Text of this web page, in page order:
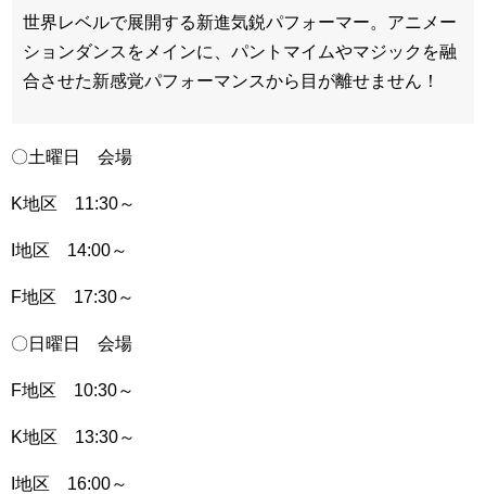
世界レベルで展開する新進気鋭パフォーマー。アニメー
ションダンスをメインに、パントマイムやマジックを融
合させた新感覚パフォーマンスから目が離せません！
〇土曜日 会場
K地区 11:30～
I地区 14:00～
F地区 17:30～
〇日曜日 会場
F地区 10:30～
K地区 13:30～
I地区 16:00～